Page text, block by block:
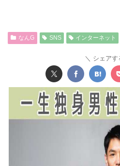
なんG SNS インターネット
シェアす